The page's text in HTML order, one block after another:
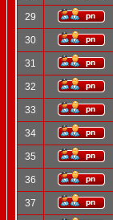
29
30
31
32
33
34
35
36
37